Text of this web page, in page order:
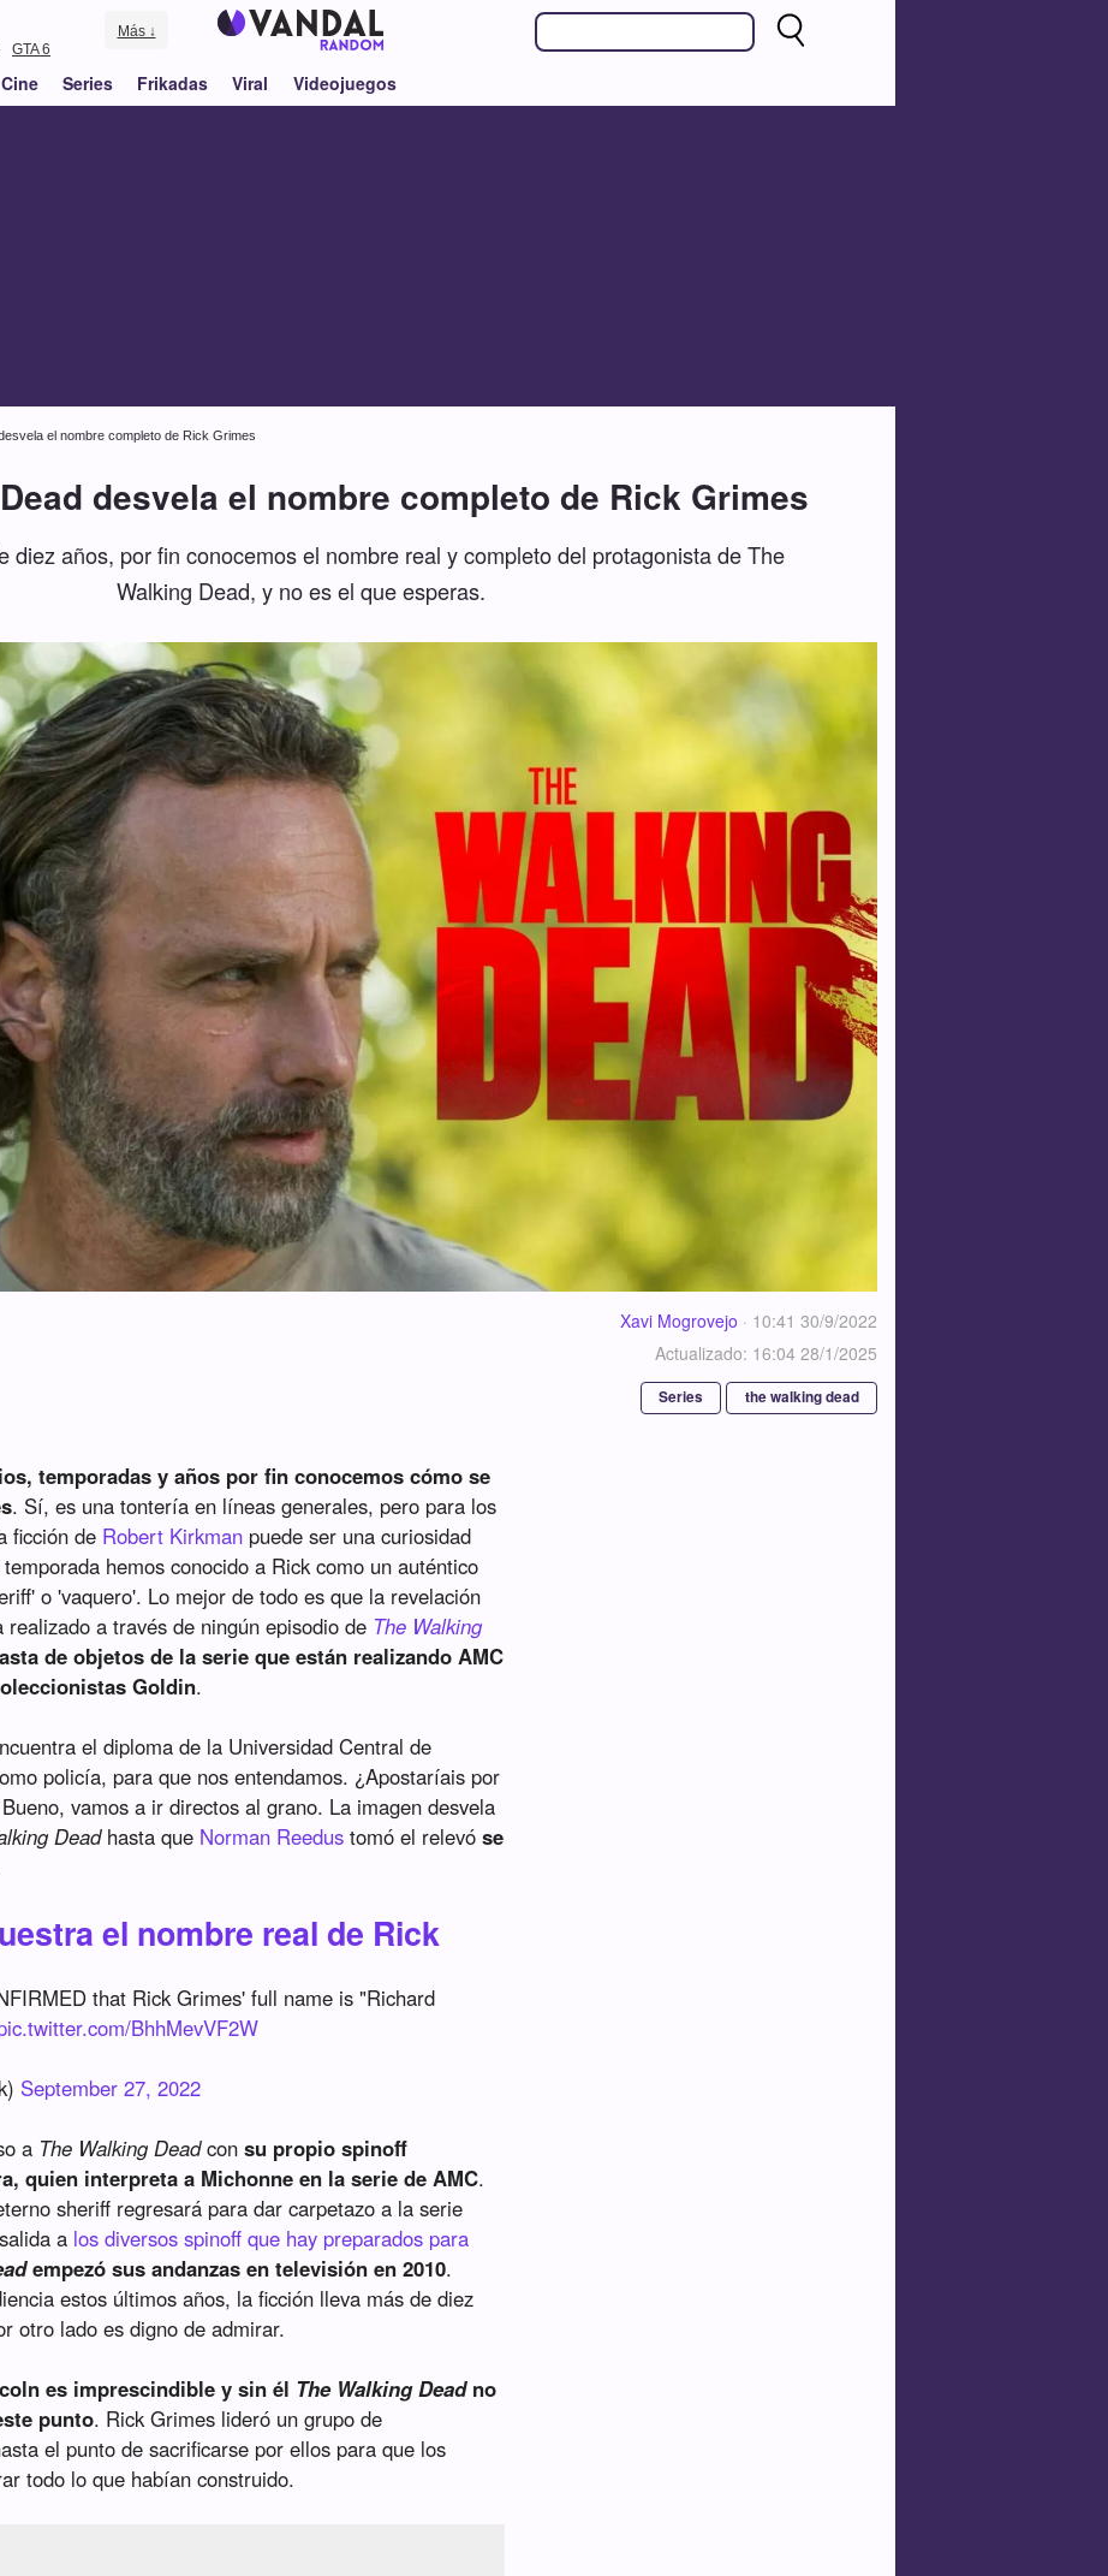
GTA 6
Más ↓
Cine Series Frikadas Viral Videojuegos
el nombre completo de Rick Grimes
desvela el nombre completo de Rick Grimes
diez años, por fin conocemos el nombre real y completo del protagonista de The
Walking Dead, y no es el que esperas.
Xavi Mogrovejo · 10:41 30/9/2022
Actualizado: 16:04 28/1/2025
Series the walking dead
temporadas y años por fin conocemos cómo se
. Sí, es una tontería en líneas generales, pero para los
ficción de Robert Kirkman puede ser una curiosidad
hemos conocido a Rick como un auténtico
o 'vaquero'. Lo mejor de todo es que la revelación
a través de ningún episodio de The Walking
de objetos de la serie que están realizando AMC
Goldin.
el diploma de la Universidad Central de
policía, para que nos entendamos. ¿Apostaríais por
vamos a ir directos al grano. La imagen desvela
Deadhasta que Norman Reedus tomó el relevóse
el nombre real de Rick
that Rick Grimes' full name is "Richard
BhhMevVF2W
September 27, 2022
a The Walking Deadconsu propio spinoff
quien interpreta a Michonne en la serie de AMC.
sheriff regresará para dar carpetazo a la serie
a los diversos spinoff que hay preparados para
empezó sus andanzas en televisión en 2010.
estos últimos años, la ficción lleva más de diez
otro lado es digno de admirar.
es imprescindible y sin él The Walking Deadno
punto. Rick Grimes lideró un grupo de
el punto de sacrificarse por ellos para que los
todo lo que habían construido.